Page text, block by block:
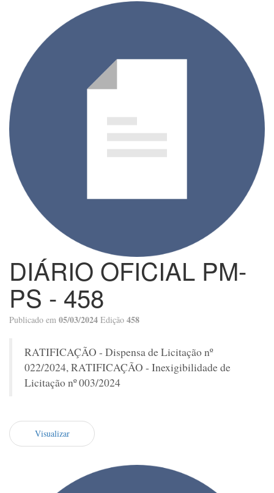
DIÁRIO OFICIAL PM-
PS - 458
Publicado em 05/03/2024 Edição 458
RATIFICAÇÃO - Dispensa de Licitação nº
022/2024, RATIFICAÇÃO - Inexigibilidade de
Licitação nº 003/2024
Visualizar